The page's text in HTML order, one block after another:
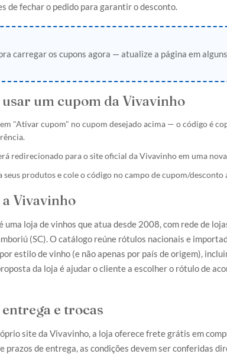
de fechar o pedido para garantir o desconto.
carregar os cupons agora — atualize a página em
usar um cupom da Vivavinho
"Ativar cupom" no cupom desejado acima — o código é
redirecionado para o site oficial da Vivavinho em uma nova
seus produtos e cole o código no campo de cupom/desconto
Vivavinho
uma loja de vinhos que atua desde 2008, com rede de
(SC). O catálogo reúne rótulos nacionais e
estilo de vinho (e não apenas por país de origem),
da loja é ajudar o cliente a escolher o rótulo de
e trocas
site da Vivavinho, a loja oferece frete grátis em
prazos de entrega, as condições devem ser conferidas